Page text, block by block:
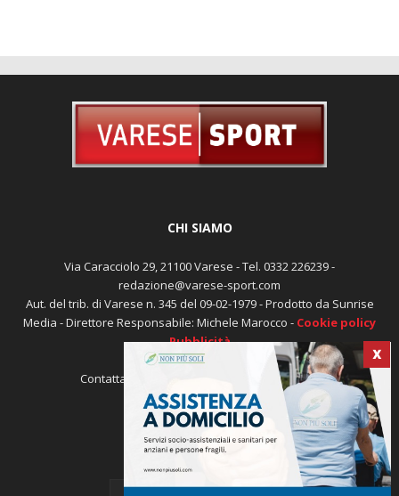
X
CHI SIAMO
Via Caracciolo 29, 21100 Varese - Tel. 0332 226239 -
redazione@varese-sport.com
Aut. del trib. di Varese n. 345 del 09-02-1979 - Prodotto da Sunrise
Media - Direttore Responsabile: Michele Marocco - Cookie policy
Pubblicità
Contattaci: redazione@varese-sport.com
SEGUICI